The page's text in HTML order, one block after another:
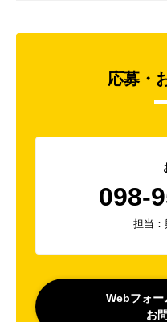
応募・
098-
担当：
Webフォー
お